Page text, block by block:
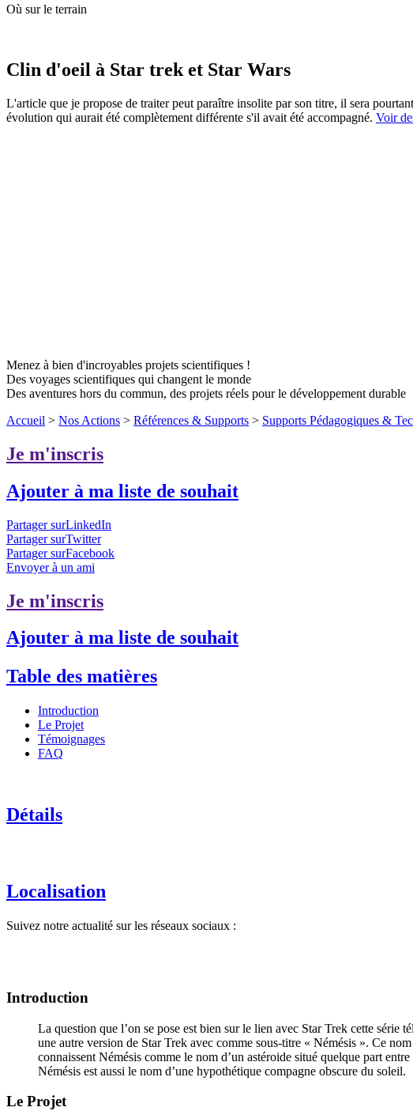
Où sur le terrain
Clin d'oeil à Star trek et Star Wars
L'article que je propose de traiter peut paraître insolite par son titre, il sera
évolution qui aurait été complètement différente s'il avait été accompagné. Voir
Menez à bien d'incroyables projets scientifiques !
Des voyages scientifiques qui changent le monde
Des aventures hors du commun, des projets réels pour le développement durable
Accueil > Nos Actions > Références & Supports > Supports Pédagogiques &
Je m'inscris
Ajouter à ma liste de souhait
Partager surLinkedIn
Partager surTwitter
Partager surFacebook
Envoyer à un ami
Je m'inscris
Ajouter à ma liste de souhait
Table des matières
Introduction
Le Projet
Témoignages
FAQ
Détails
Localisation
Suivez notre actualité sur les réseaux sociaux :
Introduction
La question que l’on se pose est bien sur le lien avec Star Trek cette série
une autre version de Star Trek avec comme sous-titre « Némésis ». Ce
connaissent Némésis comme le nom d’un astéroide situé quelque part
Némésis est aussi le nom d’une hypothétique compagne obscure du soleil.
Le Projet